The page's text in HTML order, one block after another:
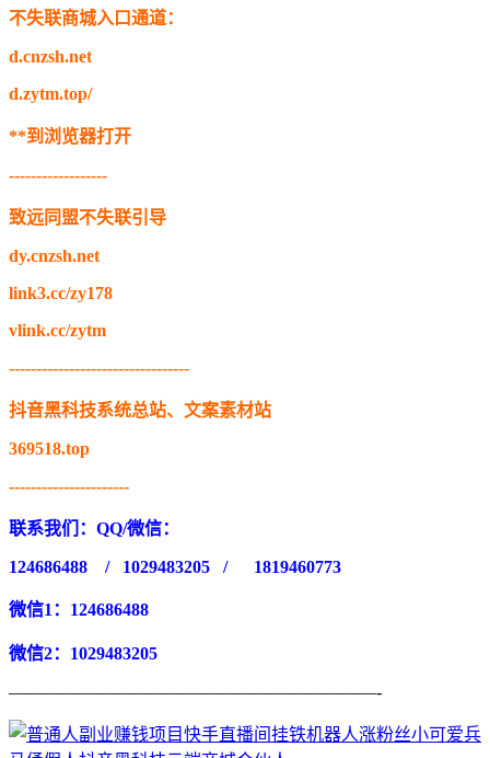
不失联商城入口通道：
d.cnzsh.net
d.zytm.top/
**到浏览器打开
------------------
致远同盟不失联引导
dy.cnzsh.net
link3.cc/zy178
vlink.cc/zytm
---------------------------------
抖音黑科技系统总站、文案素材站
369518.top
----------------------
联系我们：QQ/微信：
124686488 / 1029483205 / 1819460773
微信1：124686488
微信2：1029483205
—————————————————————-